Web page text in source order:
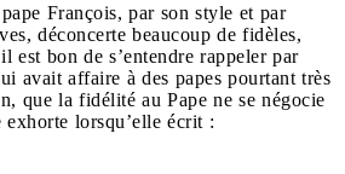
François, par son style et par
déconcerte beaucoup de fidèles,
est bon de s’entendre rappeler par
avait affaire à des papes pourtant très
que la fidélité au Pape ne se négocie
exhorte lorsqu’elle écrit :